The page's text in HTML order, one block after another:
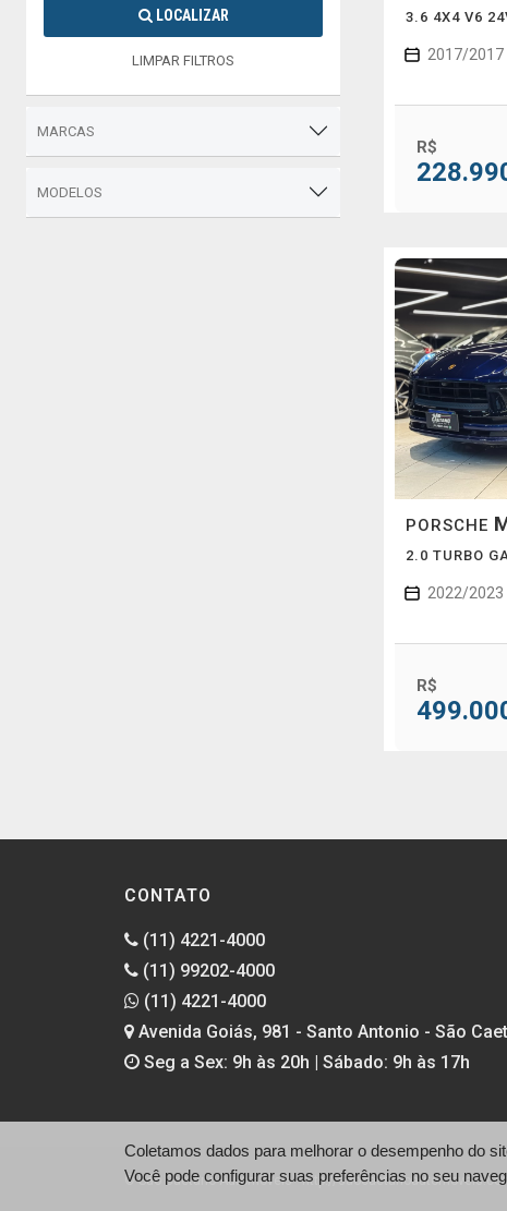
LOCALIZAR
LIMPAR FILTROS
MARCAS
MODELOS
3.6 4X4 V6
2017/2017
R$
PORSCHE
2.0 TURBO
2022/2023
R$
CONTATO
(11) 4221-4000
(11) 99202-4000
(11) 4221-4000
Avenida Goiás, 981 - Santo Antonio - São
Seg a Sex: 9h às 20h | Sábado: 9h às 17h
© São Caetano Automóveis - http://
Coletamos dados para melhorar o desempenho do
Você pode configurar suas preferências no seu